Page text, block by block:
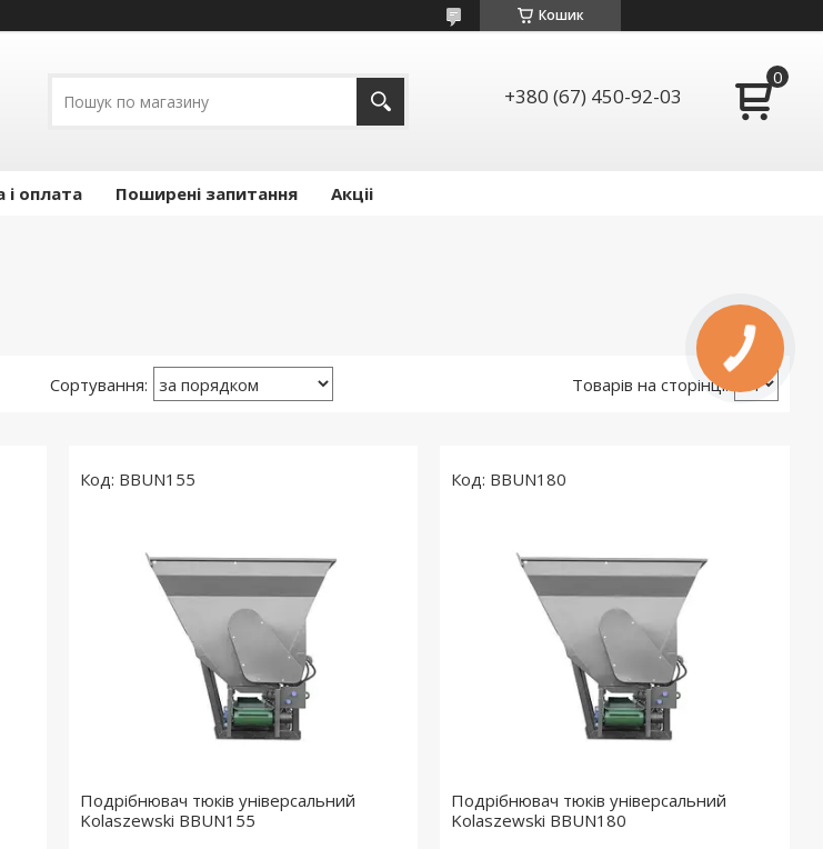
Кошик
+380 (67) 450-92-03
і оплата Поширені запитання Акціі
BBUN155
Подрібнювач тюків універсальний
Kolaszewski BBUN155
BBUN180
Подрібнювач тюків універсальний
Kolaszewski BBUN180